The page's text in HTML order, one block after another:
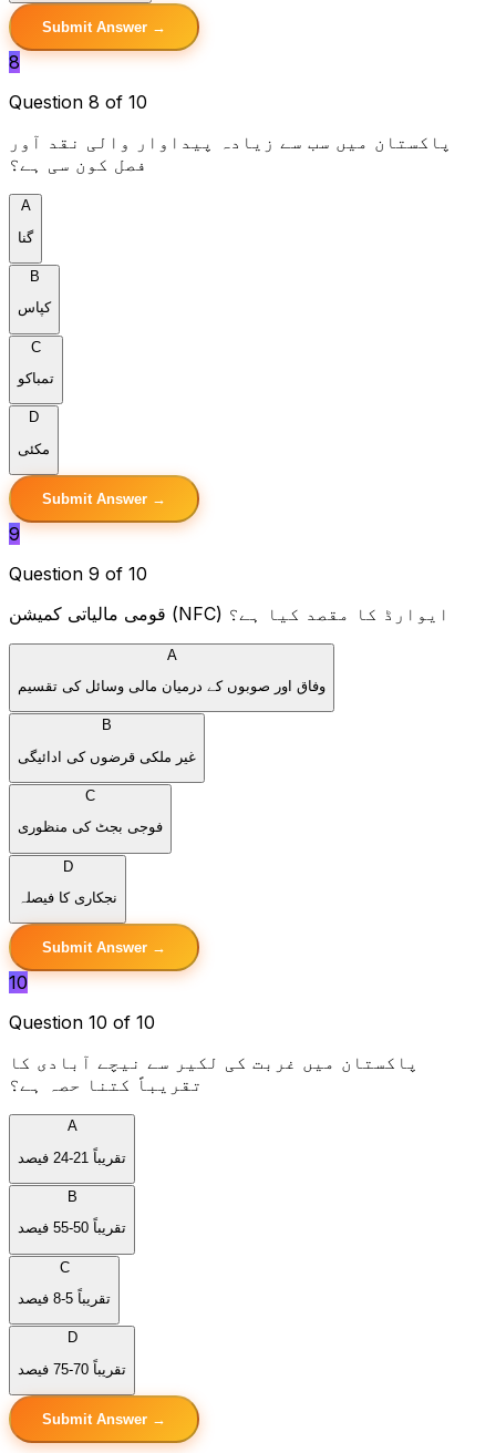
Submit Answer →
8
Question 8 of 10
پاکستان میں سب سے زیادہ پیداوار والی نقد آور
فصل کون سی ہے؟
A
گنا
B
کپاس
C
تمباکو
D
مکئی
Submit Answer →
9
Question 9 of 10
قومی مالیاتی کمیشن (NFC) ایوارڈ کا مقصد کیا ہے؟
A
وفاق اور صوبوں کے درمیان مالی وسائل کی تقسیم
B
غیر ملکی قرضوں کی ادائیگی
C
فوجی بجٹ کی منظوری
D
نجکاری کا فیصلہ
Submit Answer →
10
Question 10 of 10
پاکستان میں غربت کی لکیر سے نیچے آبادی کا
تقریباً کتنا حصہ ہے؟
A
تقریباً 21-24 فیصد
B
تقریباً 50-55 فیصد
C
تقریباً 5-8 فیصد
D
تقریباً 70-75 فیصد
Submit Answer →